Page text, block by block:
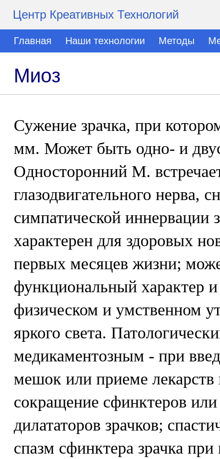
Центр Креативных Технологий
Главная Наши технологии Методы
Миоз
Сужение зрачка, при
мм. Может быть одно- и
Односторонний М.
глазодвигательного нерва,
симпатической иннервации
характерен для здоровых
первых месяцев жизни;
функциональный характер
физическом и умственном
яркого света.
медикаментозным - при
мешок или приеме
сокращение сфинктеров
дилататоров зрачков;
спазм сфинктера зрачка